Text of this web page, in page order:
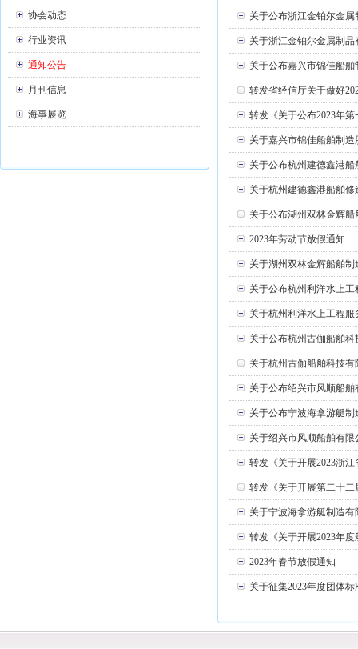
1 2 3
协会动态
行业资讯
通知公告
月刊信息
海事展览
关于公布浙江金铂尔金
关于浙江金铂尔金属制
关于公布嘉兴市锦佳船
转发省经信厅关于做好
转发《关于公布2023年
关于嘉兴市锦佳船舶制
关于公布杭州建德鑫港
关于杭州建德鑫港船舶
关于公布湖州双林金辉
2023年劳动节放假通知
关于湖州双林金辉船舶
关于公布杭州利洋水上
关于杭州利洋水上工程
关于公布杭州古伽船舶
关于杭州古伽船舶科技
关于公布绍兴市风顺船
关于公布宁波海拿游艇
关于绍兴市风顺船舶有
转发《关于开展2023浙
转发《关于开展第二十
关于宁波海拿游艇制造
转发《关于开展2023年
2023年春节放假通知
关于征集2023年度团体